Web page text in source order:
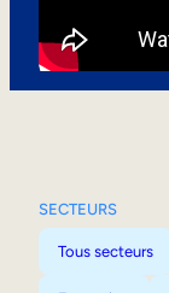
SECTEURS
Tous secteurs